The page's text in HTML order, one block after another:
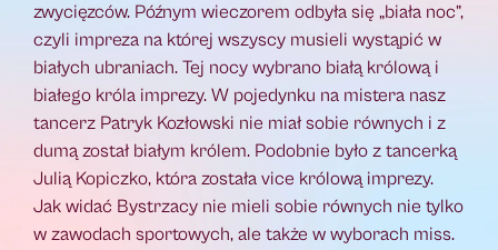
zwycięzców. Późnym wieczorem odbyła się „biała noc”,
czyli impreza na której wszyscy musieli wystąpić w
białych ubraniach. Tej nocy wybrano białą królową i
białego króla imprezy. W pojedynku na mistera nasz
tancerz Patryk Kozłowski nie miał sobie równych i z
dumą został białym królem. Podobnie było z tancerką
Julią Kopiczko, która została vice królową imprezy.
Jak widać Bystrzacy nie mieli sobie równych nie tylko
w zawodach sportowych, ale także w wyborach miss.